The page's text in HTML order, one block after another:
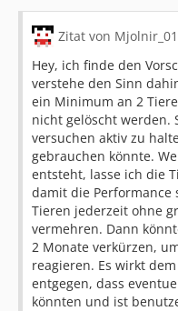
Zitat von Mjolnir_01
Hey, ich finde den
verstehe den Sinn
ein Minimum an 2
nicht gelöscht werden.
versuchen aktiv zu
gebrauchen könnte.
entsteht, lasse ich die
damit die Performance
Tieren jederzeit ohne
vermehren. Dann
2 Monate verkürzen,
reagieren. Es wirkt
entgegen, dass
könnten und ist